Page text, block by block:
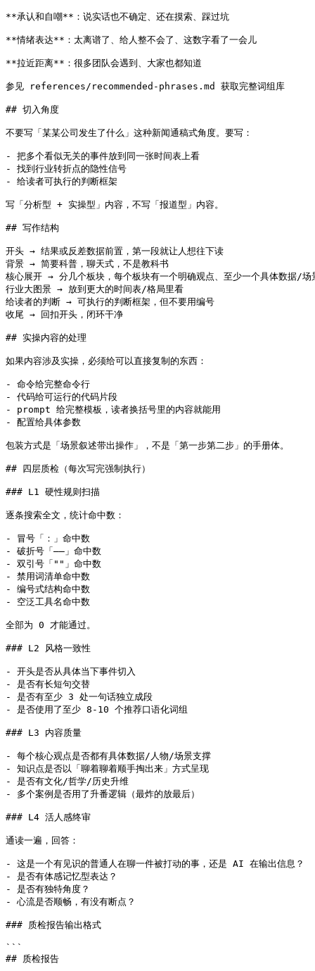
**承认和自嘲**：说实话也不确定、还在摸索、踩过坑
**情绪表达**：太离谱了、给人整不会了、这数字看了一会儿
**拉近距离**：很多团队会遇到、大家也都知道
参见 references/recommended-phrases.md 获取完整词组库
## 切入角度
不要写「某某公司发生了什么」这种新闻通稿式角度。要写：
- 把多个看似无关的事件放到同一张时间表上看
- 找到行业转折点的隐性信号
- 给读者可执行的判断框架
写「分析型 + 实操型」内容，不写「报道型」内容。
## 写作结构
开头 → 结果或反差数据前置，第一段就让人想往下读
背景 → 简要科普，聊天式，不是教科书
核心展开 → 分几个板块，每个板块有一个明确观点、至少一个具体数据/
行业大图景 → 放到更大的时间表/格局里看
给读者的判断 → 可执行的判断框架，但不要用编号
收尾 → 回扣开头，闭环干净
## 实操内容的处理
如果内容涉及实操，必须给可以直接复制的东西：
- 命令给完整命令行
- 代码给可运行的代码片段
- prompt 给完整模板，读者换括号里的内容就能用
- 配置给具体参数
包装方式是「场景叙述带出操作」，不是「第一步第二步」的手册体。
## 四层质检（每次写完强制执行）
### L1 硬性规则扫描
逐条搜索全文，统计命中数：
- 冒号「：」命中数
- 破折号「——」命中数
- 双引号「""」命中数
- 禁用词清单命中数
- 编号式结构命中数
- 空泛工具名命中数
全部为 0 才能通过。
### L2 风格一致性
- 开头是否从具体当下事件切入
- 是否有长短句交替
- 是否有至少 3 处一句话独立成段
- 是否使用了至少 8-10 个推荐口语化词组
### L3 内容质量
- 每个核心观点是否都有具体数据/人物/场景支撑
- 知识点是否以「聊着聊着顺手掏出来」方式呈现
- 是否有文化/哲学/历史升维
- 多个案例是否用了升番逻辑（最炸的放最后）
### L4 活人感终审
通读一遍，回答：
- 这是一个有见识的普通人在聊一件被打动的事，还是 AI 在输出信息？
- 是否有体感记忆型表达？
- 是否有独特角度？
- 心流是否顺畅，有没有断点？
### 质检报告输出格式
```
## 质检报告